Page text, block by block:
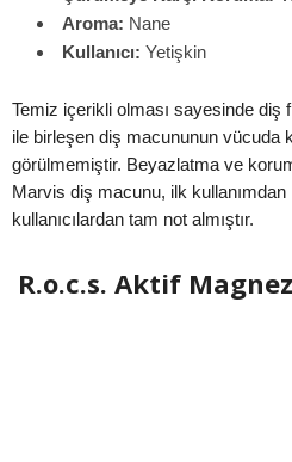
Aroma: Nane
Kullanıcı: Yetişkin
Temiz içerikli olması sayesinde diş
ile birleşen diş macununun vücuda
görülmemiştir. Beyazlatma ve
Marvis diş macunu, ilk kullanımdan
kullanıcılardan tam not almıştır.
R.o.c.s. Aktif